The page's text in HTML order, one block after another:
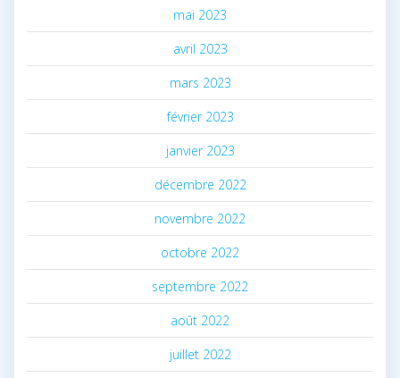
mai 2023
avril 2023
mars 2023
février 2023
janvier 2023
décembre 2022
novembre 2022
octobre 2022
septembre 2022
août 2022
juillet 2022